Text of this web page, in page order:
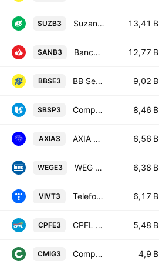
SUZB3 Suzano S.A. 13,41 B
SANB3 Banco Santander (Brasil) S.A. 12,77 B
BBSE3 BB Seguridade Participacoes SA 9,02 B
SBSP3 Companhia de Saneamento Basico do Estado de Sao Paulo SABESP 8,46 B
AXIA3 AXIA Energia SA 6,56 B
WEGE3 WEG SA 6,38 B
VIVT3 Telefonica Brasil S.A. 6,17 B
CPFE3 CPFL Energia S.A. 5,48 B
CMIG3 Companhia Energetica de Minas Gerais SA 4,9 B